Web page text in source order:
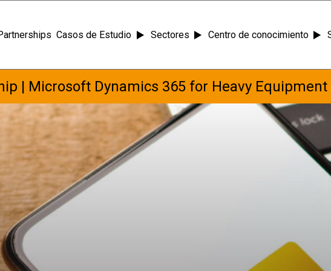
Casos de Estudio Sectores Centro de conocimiento
| Microsoft Dynamics 365 for Heavy Equipment